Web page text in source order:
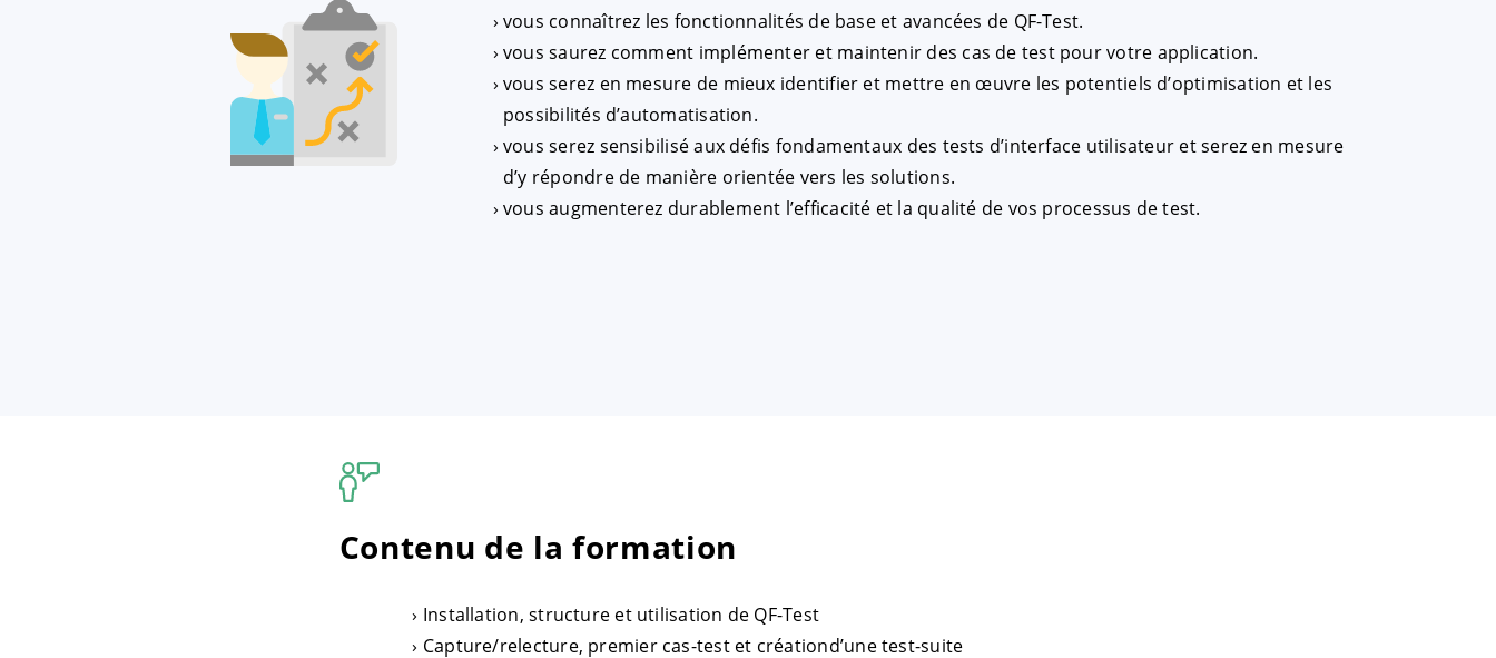
vous connaîtrez les fonctionnalités de base et avancées de QF-Test.
vous saurez comment implémenter et maintenir des cas de test pour votre application.
vous serez en mesure de mieux identifier et mettre en œuvre les potentiels d’optimisation et les
possibilités d’automatisation.
vous serez sensibilisé aux défis fondamentaux des tests d’interface utilisateur et serez en mesure
d’y répondre de manière orientée vers les solutions.
vous augmenterez durablement l’efficacité et la qualité de vos processus de test.
Contenu de la formation
Installation, structure et utilisation de QF-Test
Capture/relecture, premier cas-test et créationd’une test-suite